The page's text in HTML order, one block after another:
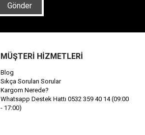
Gönder
MÜŞTERİ HİZMETLERİ
Blog
Sıkça Sorulan Sorular
Kargom Nerede?
Whatsapp Destek Hattı 0532 359 40 14 (09:00
- 17:00)